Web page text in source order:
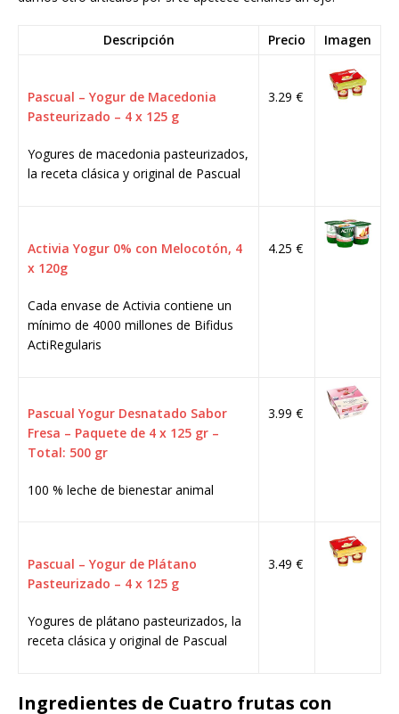
Descripción Precio Imagen
Pascual – Yogur de Macedonia
Pasteurizado – 4 x 125 g
Yogures de macedonia pasteurizados,
la receta clásica y original de Pascual
3.29 €
Activia Yogur 0% con Melocotón, 4
x 120g
Cada envase de Activia contiene un
mínimo de 4000 millones de Bifidus
ActiRegularis
4.25 €
Pascual Yogur Desnatado Sabor
Fresa – Paquete de 4 x 125 gr –
Total: 500 gr
100 % leche de bienestar animal
3.99 €
Pascual – Yogur de Plátano
Pasteurizado – 4 x 125 g
Yogures de plátano pasteurizados, la
receta clásica y original de Pascual
3.49 €
Ingredientes de Cuatro frutas con